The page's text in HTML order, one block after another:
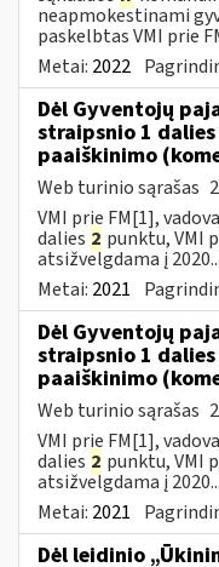
neapmokestinami
paskelbtas VMI prie
Metai: 2022
Dėl Gyventojų
straipsnio 1
paaiškinimo
Web turinio sąrašas
VMI prie FM[1],
dalies 2 punktu, VMI
atsižvelgdama į 2020...
Metai: 2021
Dėl Gyventojų
straipsnio 1
paaiškinimo
Web turinio sąrašas
VMI prie FM[1],
dalies 2 punktu, VMI
atsižvelgdama į 2020...
Metai: 2021
Dėl leidinio